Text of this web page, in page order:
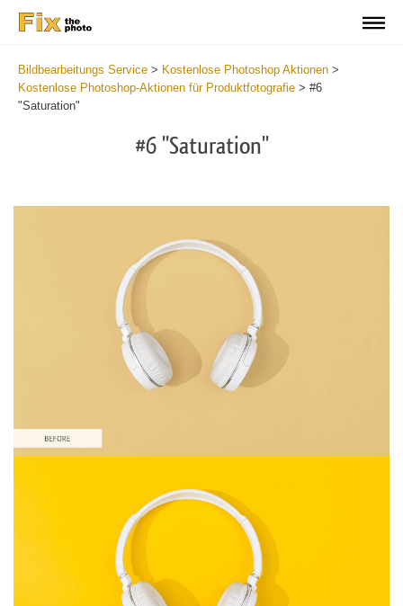
Bildbearbeitungs Service > Kostenlose Photoshop Aktionen >
Kostenlose Photoshop-Aktionen für Produktfotografie > #6
"Saturation"
#6 "Saturation"
Bitte wählen Sie
Colorful Landscape
Portrait Complete
Entire Collection